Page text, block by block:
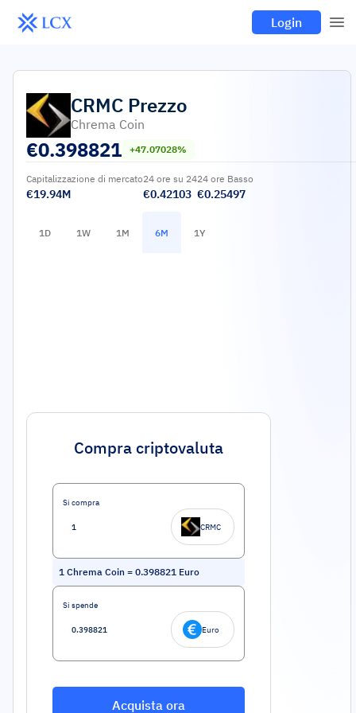
Login
CRMC Prezzo
Chrema Coin
€0.398821 +47.07028%
Capitalizzazione di mercato
€19.94M
24 ore su 24
€0.42103
24 ore Basso
€0.25497
1D 1W 1M 6M 1Y
Compra criptovaluta
Si compra
CRMC
1 Chrema Coin = 0.398821 Euro
Si spende
Euro
Acquista ora